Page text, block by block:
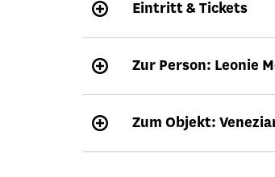
Eintritt & Tickets
Zur Person: Leonie
Zum Objekt: